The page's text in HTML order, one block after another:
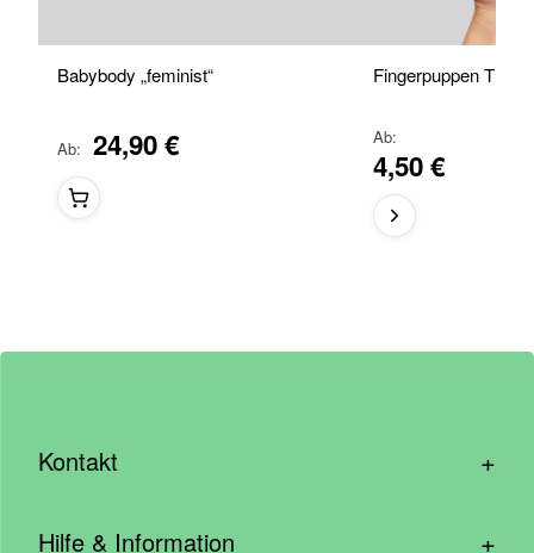
Babybody „feminist“
Ab 24,90 €
Fingerpuppen Tiere
Ab
4,50 €
Kontakt +
Hilfe & Information +